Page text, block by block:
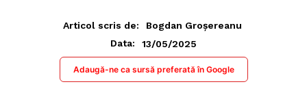
Articol scris de:
Bogdan Groșereanu
Data:
13/05/2025
Adaugă-ne ca sursă preferată în Google